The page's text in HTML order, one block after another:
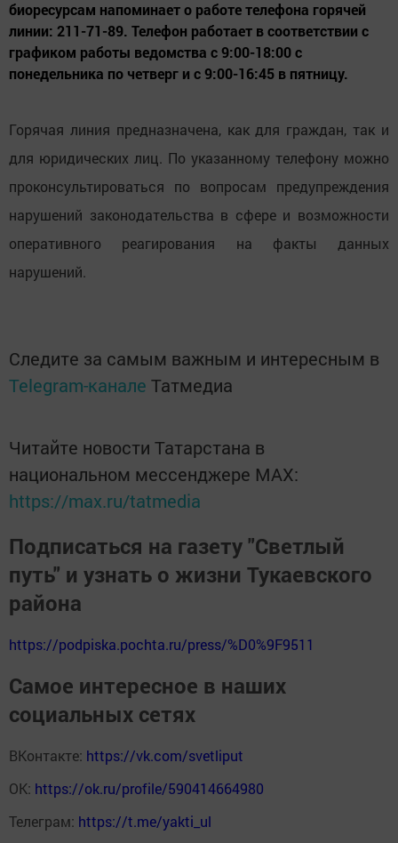
биоресурсам напоминает о работе телефона горячей
линии: 211-71-89. Телефон работает в соответствии с
графиком работы ведомства с 9:00-18:00 с
понедельника по четверг и с 9:00-16:45 в пятницу.
Горячая линия предназначена, как для граждан, так и
для юридических лиц. По указанному телефону можно
проконсультироваться по вопросам предупреждения
нарушений законодательства в сфере и возможности
оперативного реагирования на факты данных
нарушений.
Следите за самым важным и интересным в
Telegram-канале Татмедиа
Читайте новости Татарстана в
национальном мессенджере MАХ:
https://max.ru/tatmedia
Подписаться на газету "Светлый
путь" и узнать о жизни Тукаевского
района
https://podpiska.pochta.ru/press/%D0%9F9511
Самое интересное в наших
социальных сетях
ВКонтакте: https://vk.com/svetliput
ОК: https://ok.ru/profile/590414664980
Телеграм: https://t.me/yakti_ul